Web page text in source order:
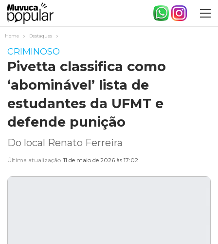
Home Destaques
CRIMINOSO
Pivetta classifica como
‘abominável’ lista de
estudantes da UFMT e
defende punição
Do local Renato Ferreira
Última atualização 11 de maio de 2026 às 17:02